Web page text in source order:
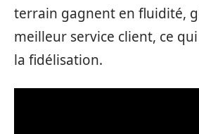
terrain gagnent en fluidité,
meilleur service client, ce
la fidélisation.